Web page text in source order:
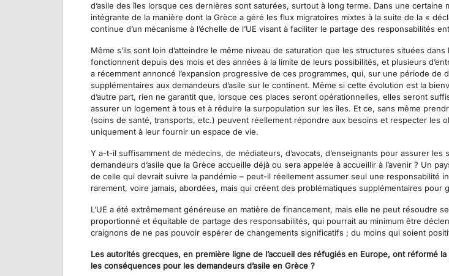
d’asile des îles lorsque ces dernières sont saturées, surtout à long terme. Dans une
intégrante de la manière dont la Grèce a géré les flux migratoires mixtes à la suite de la «
continue d’un mécanisme à l’échelle de l’UE visant à faciliter le partage des responsabilités
Même s’ils sont loin d’atteindre le même niveau de saturation que les structures situées
fonctionnent depuis des mois et des années à la limite de leurs possibilités, et plusieurs
a récemment annoncé l’expansion progressive de ces programmes, qui, sur une période
supplémentaires aux demandeurs d’asile sur le continent. Même si cette évolution est la
d’autre part, rien ne garantit que, lorsque ces places seront opérationnelles, elles seront
assurer un logement à tous et à réduire la surpopulation sur les îles. Et ce, sans même
(soins de santé, transports, etc.) peuvent réellement répondre aux besoins et respecter les
uniquement à leur fournir un espace de vie.
Y a-t-il suffisamment de médecins, de médiateurs, d’avocats, d’enseignants pour assurer
demandeurs d’asile que la Grèce accueille déjà ou sera appelée à accueillir à l’avenir ? Un
de celle qui devrait suivre la pandémie – peut-il réellement assumer seul une responsabilité
rarement, voire jamais, abordées, mais qui créent des problématiques supplémentaires
L’UE a été extrêmement généreuse en matière de financement, mais elle ne peut résoudre
proportionné et équitable de partage des responsabilités, qui pourrait au minimum être
craignons de ne pas pouvoir espérer de changements significatifs ; du moins qui soient
Les autorités grecques, en première ligne de l’accueil des réfugiés en Europe, ont réformé
les conséquences pour les demandeurs d’asile en Grèce ?